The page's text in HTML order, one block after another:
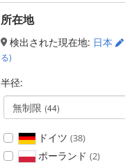
所在地
検出された現在地: 日本
る)
半径:
無制限 (44)
ドイツ (38)
ポーランド (2)